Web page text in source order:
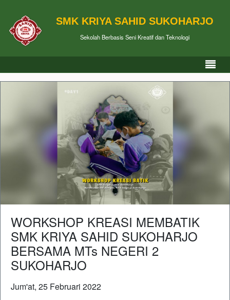
SMK KRIYA SAHID SUKOHARJO
Sekolah Berbasis Seni Kreatif dan Teknologi
WORKSHOP KREASI MEMBATIK
SMK KRIYA SAHID SUKOHARJO
BERSAMA MTs NEGERI 2
SUKOHARJO
Jum'at, 25 Februari 2022